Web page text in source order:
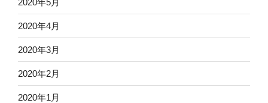
2020年4月
2020年3月
2020年2月
2020年1月